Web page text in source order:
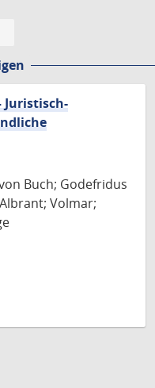
Juristisch-
Buch; Godefridus
Volmar;